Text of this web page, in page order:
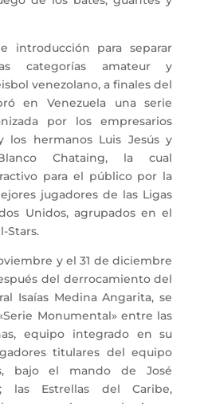
para separar
categorías amateur y
venezolano, a finales del
en Venezuela una serie
por los empresarios
los hermanos Luis Jesús y
Chataing, la cual
para el público por la
jugadores de las Ligas
Unidos, agrupados en el
Stars.
y el 31 de diciembre
del derrocamiento del
Isaías Medina Angarita, se
Monumental» entre las
equipo integrado en su
titulares del equipo
bajo el mando de José
las Estrellas del Caribe,